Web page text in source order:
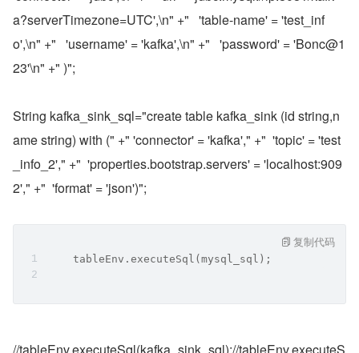
a?serverTimezone=UTC',\n" +"   'table-name' = 'test_inf
o',\n" +"   'username' = 'kafka',\n" +"   'password' = 'Bonc@1
23'\n" +" )";
String kafka_sink_sql="create table kafka_sink (id string,n
ame string) with (" +" 'connector' = 'kafka'," +"  'topic' = 'test
_info_2'," +"  'properties.bootstrap.servers' = 'localhost:909
2'," +"  'format' = 'json')";
    tableEnv.executeSql(mysql_sql);
复制代码